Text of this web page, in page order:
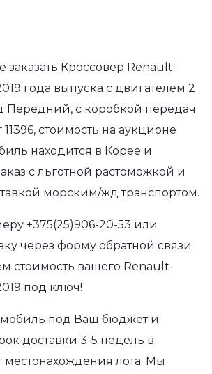
заказать Кроссовер Renault-
года выпуска с двигателем 2
Передний, с коробкой передач
11396, стоимость на аукционе
находится в Корее и
с льготной растоможкой и
морским/жд транспортом.
+375(25)906-20-53 или
через форму обратной связи
стоимость вашего Renault-
под ключ!
под Ваш бюджет и
доставки 3-5 недель в
местонахождения лота. Мы